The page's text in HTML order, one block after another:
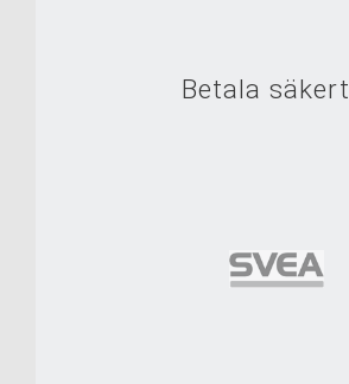
Betala säkert